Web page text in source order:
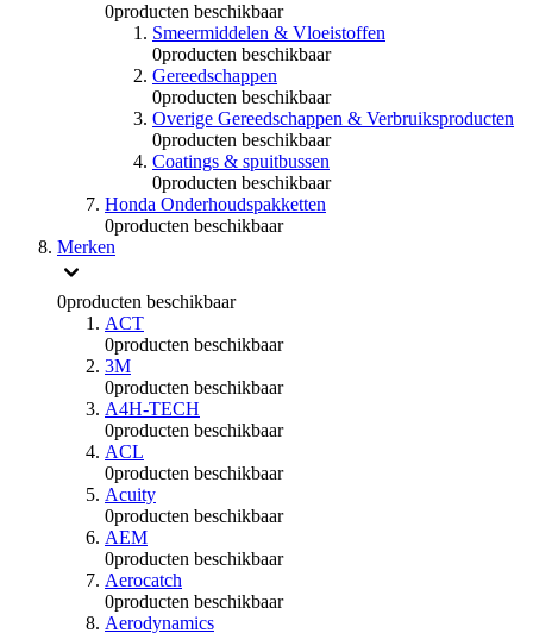
0producten beschikbaar
Smeermiddelen & Vloeistoffen
0producten beschikbaar
Gereedschappen
0producten beschikbaar
Overige Gereedschappen & Verbruiksproducten
0producten beschikbaar
Coatings & spuitbussen
0producten beschikbaar
Honda Onderhoudspakketten
0producten beschikbaar
Merken
0producten beschikbaar
ACT
0producten beschikbaar
3M
0producten beschikbaar
A4H-TECH
0producten beschikbaar
ACL
0producten beschikbaar
Acuity
0producten beschikbaar
AEM
0producten beschikbaar
Aerocatch
0producten beschikbaar
Aerodynamics